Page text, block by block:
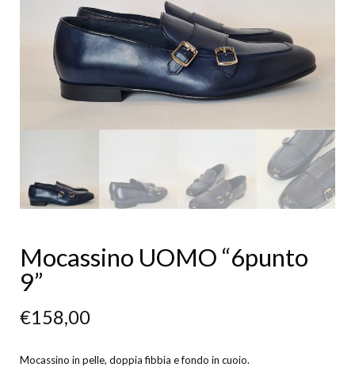
Mocassino UOMO “6punto
9”
€158,00
Mocassino in pelle, doppia fibbia e fondo in cuoio.